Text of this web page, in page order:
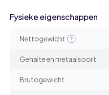
Fysieke eigenschappen
Nettogewicht
Gehalte en metaalsoort
Brutogewicht